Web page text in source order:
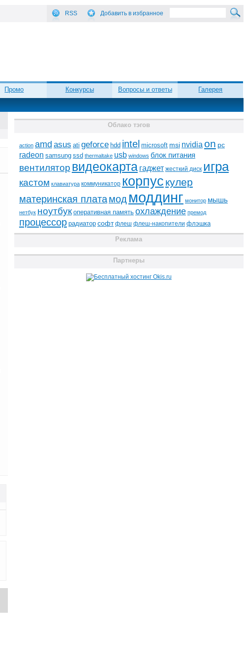
RSS Добавить в избранное
Промо Конкурсы Вопросы и ответы Галерея
Облако тэгов
action amd asus ati geforce hdd intel microsoft msi nvidia on pc
radeon samsung ssd thermaltake usb windows блок питания
вентилятор видеокарта гаджет жесткий диск игра
кастом клавиатура коммуникатор корпус кулер
материнская платамод моддинг монитор мышь
нетбук ноутбук оперативная память охлаждение премод
процессор радиатор софт флеш флеш-накопители флэшка
Реклама
Партнеры